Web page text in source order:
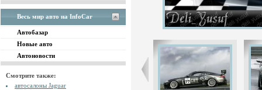
Весь мир авто на InfoCar
Автобазар
Новые авто
Автоновости
Смотрите также:
автосалоны Jaguar